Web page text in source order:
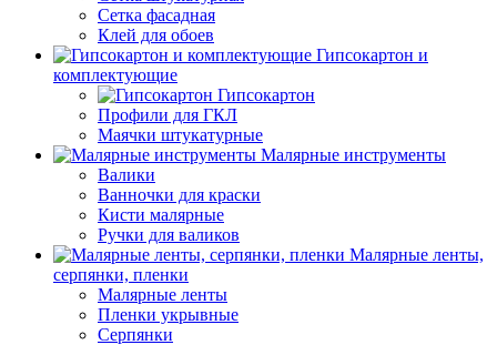
Сетка фасадная
Клей для обоев
Гипсокартон и
комплектующие
Гипсокартон
Профили для ГКЛ
Маячки штукатурные
Малярные инструменты
Валики
Ванночки для краски
Кисти малярные
Ручки для валиков
Малярные ленты,
серпянки, пленки
Малярные ленты
Пленки укрывные
Серпянки